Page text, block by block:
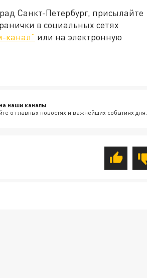
Санкт-Петербург, присылайте
в социальных сетях
канал" или на электронную
наши каналы
о главных новостях и важнейших событиях дня.